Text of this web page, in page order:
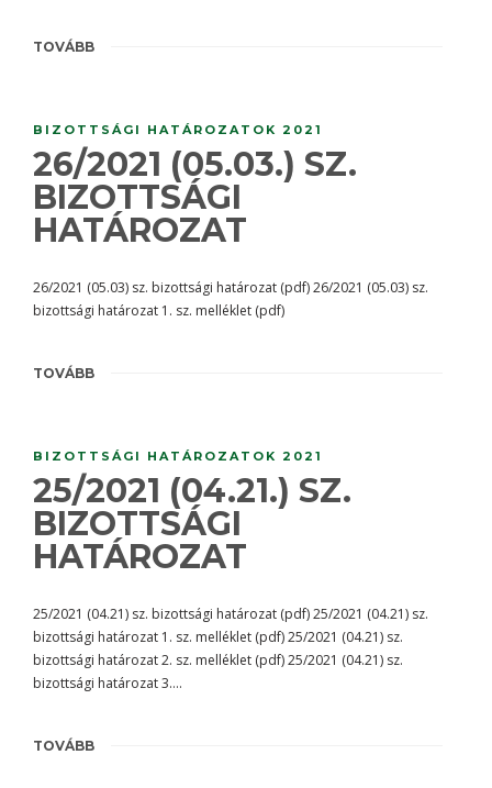
TOVÁBB
BIZOTTSÁGI HATÁROZATOK 2021
26/2021 (05.03.) SZ.
BIZOTTSÁGI
HATÁROZAT
26/2021 (05.03) sz. bizottsági határozat (pdf) 26/2021 (05.03) sz.
bizottsági határozat 1. sz. melléklet (pdf)
TOVÁBB
BIZOTTSÁGI HATÁROZATOK 2021
25/2021 (04.21.) SZ.
BIZOTTSÁGI
HATÁROZAT
25/2021 (04.21) sz. bizottsági határozat (pdf) 25/2021 (04.21) sz.
bizottsági határozat 1. sz. melléklet (pdf) 25/2021 (04.21) sz.
bizottsági határozat 2. sz. melléklet (pdf) 25/2021 (04.21) sz.
bizottsági határozat 3….
TOVÁBB